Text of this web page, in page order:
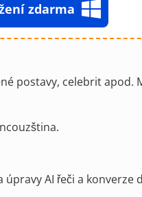
zdarma
postavy, celebrit apod.
AI řeči a konverze